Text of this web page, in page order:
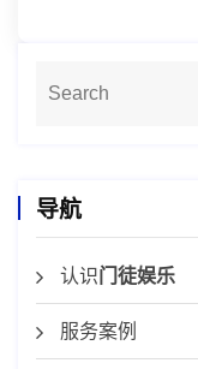
导航
认识门徒娱乐
服务案例